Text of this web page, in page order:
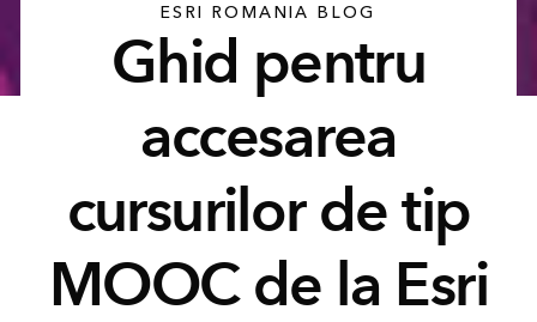
ESRI ROMANIA BLOG
Ghid pentru
accesarea
cursurilor de tip
MOOC de la Esri